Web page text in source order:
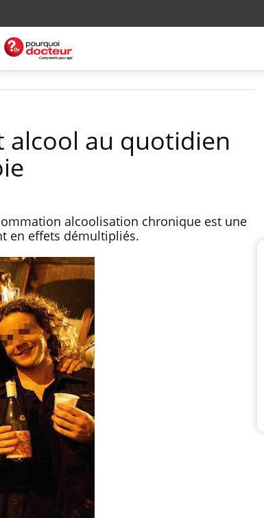
alcool au quotidien
alcoolisation chronique est une
en effets démultipliés.